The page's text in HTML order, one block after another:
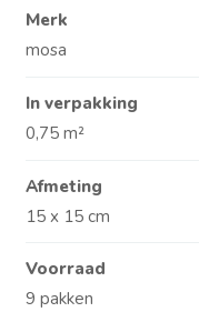
Merk
mosa
In verpakking
0,75 m²
Afmeting
15 x 15 cm
Voorraad
9 pakken